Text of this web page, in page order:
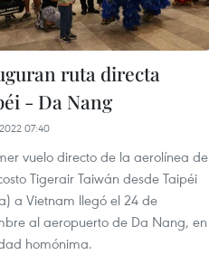
ruta directa
- Da Nang
07:40
vuelo directo de la aerolínea de
Tigerair Taiwán desde Taipéi
a Vietnam llegó el 24 de
al aeropuerto de Da Nang, en
homónima.